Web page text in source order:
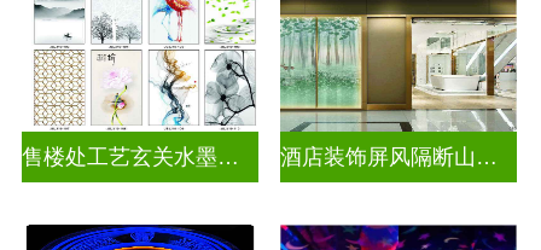
售楼处工艺玄关水墨山水画玻璃 酒店装饰屏风隔断山水画玻璃